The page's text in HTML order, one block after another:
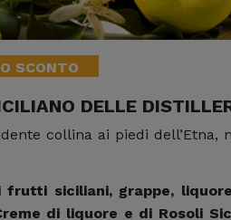
SCONTO
DELLE
collina ai piedi dell’Etna,
siciliani, grappe,
di liquore e di Rosoli